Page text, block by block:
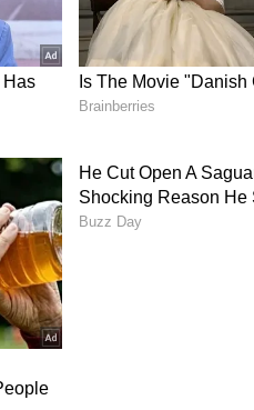
அன்றைய தினம்
மூடப்பட்டு மறு
தென்காசி மாவட்ட